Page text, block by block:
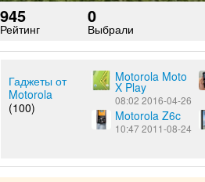
945
Рейтинг
0
Выбрали
Гаджеты от
Motorola
(100)
Motorola Moto
X Play
08:02 2016-04-26
Motorola Z6c
10:47 2011-08-24